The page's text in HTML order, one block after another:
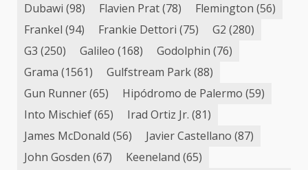
Dubawi (98) Flavien Prat(78) Flemington (56)
Frankel (94) Frankie Dettori (75) G2 (280)
G3 (250) Galileo (168) Godolphin (76)
Grama (1561) Gulfstream Park(88)
Gun Runner(65) Hipódromo de Palermo (59)
Into Mischief(65) Irad Ortiz Jr. (81)
James McDonald (56) Javier Castellano (87)
John Gosden (67) Keeneland (65)